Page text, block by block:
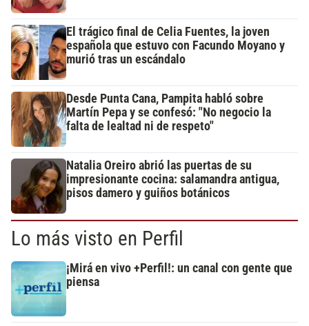
El trágico final de Celia Fuentes, la joven
española que estuvo con Facundo Moyano y
murió tras un escándalo
Desde Punta Cana, Pampita habló sobre
Martín Pepa y se confesó: "No negocio la
falta de lealtad ni de respeto"
Natalia Oreiro abrió las puertas de su
impresionante cocina: salamandra antigua,
pisos damero y guiños botánicos
Lo más visto en Perfil
¡Mirá en vivo +Perfil!: un canal con gente que
piensa